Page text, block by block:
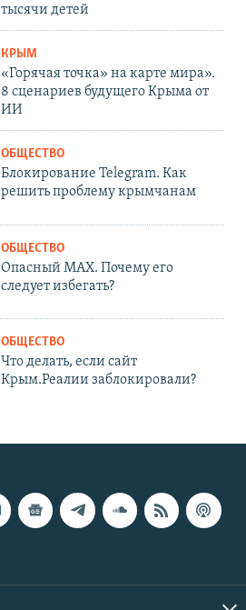
тысячи детей
КРЫМ
«Горячая точка» на карте мира».
8 сценариев будущего Крыма от
ИИ
ОБЩЕСТВО
Блокирование Telegram. Как
решить проблему крымчанам
ОБЩЕСТВО
Опасный MAX. Почему его
следует избегать?
ОБЩЕСТВО
Что делать, если сайт
Крым.Реалии заблокировали?